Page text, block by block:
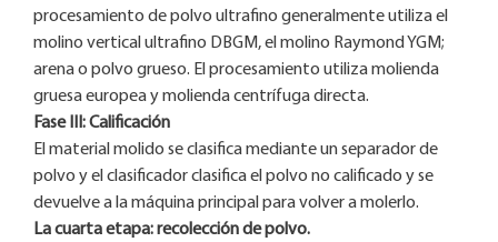
procesamiento de polvo ultrafino generalmente utiliza el
molino vertical ultrafino DBGM, el molino Raymond YGM;
arena o polvo grueso. El procesamiento utiliza molienda
gruesa europea y molienda centrífuga directa.
Fase III: Calificación
El material molido se clasifica mediante un separador de
polvo y el clasificador clasifica el polvo no calificado y se
devuelve a la máquina principal para volver a molerlo.
La cuarta etapa: recolección de polvo.